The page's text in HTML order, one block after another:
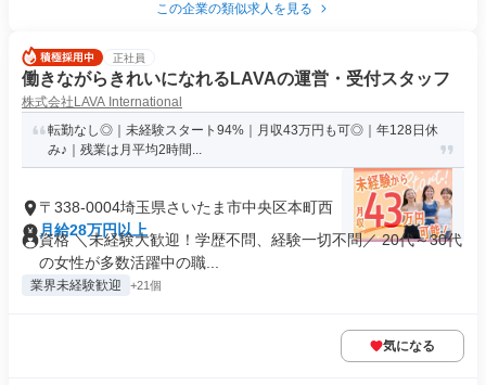
この企業の類似求人を見る
正社員
働きながらきれいになれるLAVAの運営・受付スタッフ
株式会社LAVA International
転勤なし◎｜未経験スタート94%｜月収43万円も可◎｜年128日休
み♪｜残業は月平均2時間...
〒338-0004埼玉県さいたま市中央区本町西
月給28万円以上
資格 ＼未経験大歓迎！学歴不問、経験一切不問／ 20代～30代
の女性が多数活躍中の職...
業界未経験歓迎 +21個
気になる